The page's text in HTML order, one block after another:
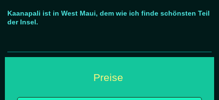
Kaanapali ist in West Maui, dem wie ich finde schönsten Teil
der Insel.
Preise